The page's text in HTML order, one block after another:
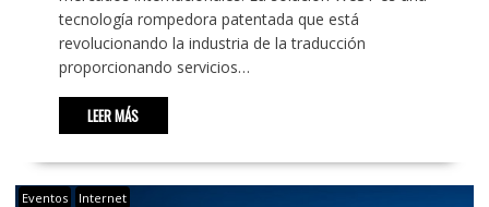
tecnología rompedora patentada que está
revolucionando la industria de la traducción
proporcionando servicios…
LEER MÁS
Eventos Internet